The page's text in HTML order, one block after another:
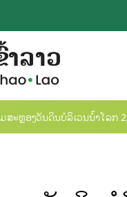
ສະຫຼອງວັນດິນບໍລິເວນນໍ້າໂລກ